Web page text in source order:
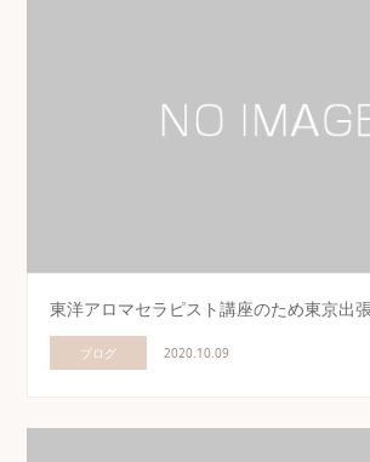
東洋アロマセラピスト講座のため東京出
ブログ 2020.10.09